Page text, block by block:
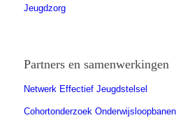
Jeugdzorg
Partners en samenwerkingen
Netwerk Effectief Jeugdstelsel
Cohortonderzoek Onderwijsloopbanen